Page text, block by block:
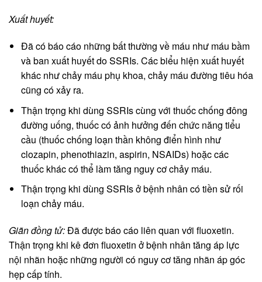
Xuất huyết:
Đã có báo cáo những bất thường về máu như máu bầm
và ban xuất huyết do SSRIs. Các biểu hiện xuất huyết
khác như chảy máu phụ khoa, chảy máu đường tiêu hóa
cũng có xảy ra.
Thận trọng khi dùng SSRIs cùng với thuốc chống đông
đường uống, thuốc có ảnh hưởng đến chức năng tiểu
cầu (thuốc chống loạn thần không điển hình như
clozapin, phenothiazin, aspirin, NSAIDs) hoặc các
thuốc khác có thể làm tăng nguy cơ chảy máu.
Thận trọng khi dùng SSRIs ở bệnh nhân có tiền sử rối
loạn chảy máu.
Giãn đồng tử:Đã được báo cáo liên quan với fluoxetin.
Thận trọng khi kê đơn fluoxetin ở bệnh nhân tăng áp lực
nội nhãn hoặc những người có nguy cơ tăng nhãn áp góc
hẹp cấp tính.